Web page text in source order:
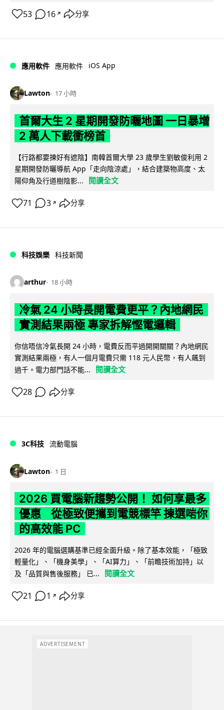
53 16 ↗ 分享
應用軟件 應用軟件 iOS App
Lawton 17 小時
首爾大生 2 星期開發防曬地圖 一日暴增
2 萬人下載衝榜首
【行路都要揀好有遮陰】南韓首爾大學 23 歲學生劉敏俊利用 2
星期開發防曬導航 App「走向陰涼處」，結合建築物高度、太
陽仰角及行道樹陰影...
閱讀全文
71 3 ↗ 分享
科技娛樂 科技新聞
arthur 18 小時
冷氣 24 小時長開電費更平？內地網民
實測結果兩極 專家拆解慳電邏輯
你信唔信冷氣長開 24 小時，電費反而平過開開關關？內地網民
實測結果兩極，有人一個月電費只需 118 元人民幣，有人飆到
過千。電力部門話不能...
閱讀全文
28 分享
3C科技 流動電腦
Lawton 1 日
2026 買電腦新趨勢公開！ 如何享最多
優惠 從極致便攜到電競標竿 揀選啱你
的高效能 PC
2026 年的電腦選購基準已經全面升級。除了基本效能，「極致
輕量化」、「機身美學」、「AI算力」、「前瞻技術加持」以
及「品質與售後服務」 已...
閱讀全文
21 1 ↗ 分享
ADVERTISEMENT